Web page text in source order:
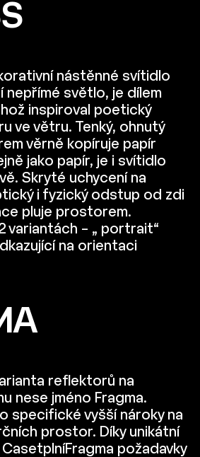
nástěnné svítidlo
nepřímé světlo, je dílem
inspiroval poetický
ve větru. Tenký, ohnutý
věrně kopíruje papír
jako papír, je i svítidlo
Skryté uchycení na
i fyzický odstup od zdi
pluje prostorem.
variantách – „ portrait“
na orientaci
reflektorů na
nese jméno Fragma.
specifické vyšší nároky na
prostor. Díky unikátní
požadavky